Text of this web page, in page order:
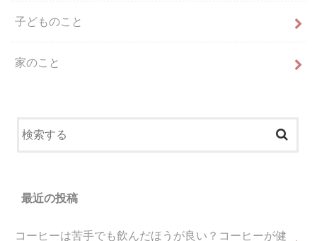
子どものこと
家のこと
最近の投稿
コーヒーは苦手でも飲んだほうが良い？コーヒーが健